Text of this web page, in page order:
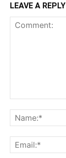
LEAVE A REPLY